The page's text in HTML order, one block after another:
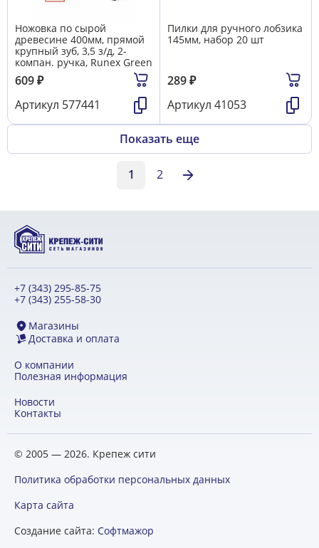
Ножовка по сырой
древесине 400мм, прямой
крупный зуб, 3,5 з/д, 2-
компан. ручка, Runex Green
609₽
Артикул 577441
Пилки для ручного лобзика
145мм, набор 20 шт
289₽
Артикул 41053
Показать еще
1 2
+7 (343) 295-85-75
+7 (343) 255-58-30
Магазины
Доставка и оплата
О компании
Полезная информация
Новости
Контакты
© 2005 — 2026. Крепеж сити
Политика обработки персональных данных
Карта сайта
Создание сайта: Софтмажор